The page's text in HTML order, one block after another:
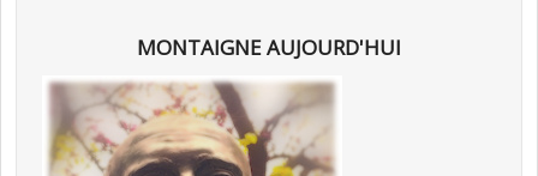
MONTAIGNE AUJOURD'HUI